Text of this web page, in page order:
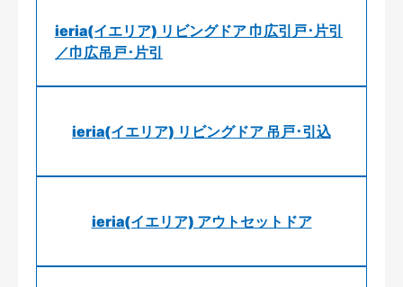
ieria(イエリア) リビングドア 巾広引戸･片引
／巾広吊戸･片引
ieria(イエリア) リビングドア 吊戸･引込
ieria(イエリア) アウトセットドア